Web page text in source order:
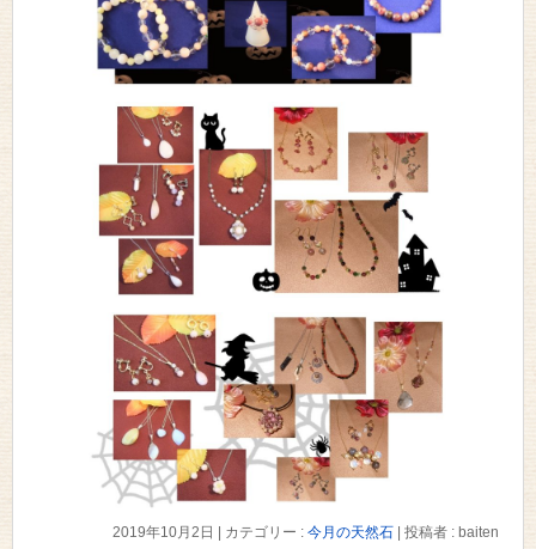
2019年10月2日 | カテゴリー : 今月の天然石 | 投稿者 : baiten